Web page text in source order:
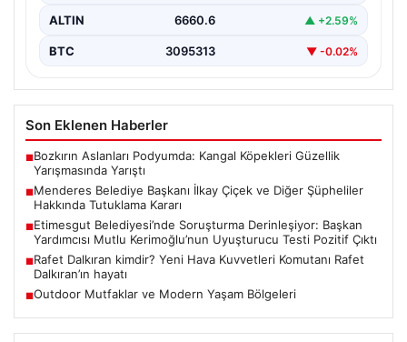
ALTIN 6660.6 ▲ +2.59%
BTC 3095313 ▼ -0.02%
Son Eklenen Haberler
■Bozkırın Aslanları Podyumda: Kangal Köpekleri Güzellik
Yarışmasında Yarıştı
■Menderes Belediye Başkanı İlkay Çiçek ve Diğer Şüpheliler
Hakkında Tutuklama Kararı
■Etimesgut Belediyesi’nde Soruşturma Derinleşiyor: Başkan
Yardımcısı Mutlu Kerimoğlu’nun Uyuşturucu Testi Pozitif Çıktı
■Rafet Dalkıran kimdir? Yeni Hava Kuvvetleri Komutanı Rafet
Dalkıran’ın hayatı
■Outdoor Mutfaklar ve Modern Yaşam Bölgeleri